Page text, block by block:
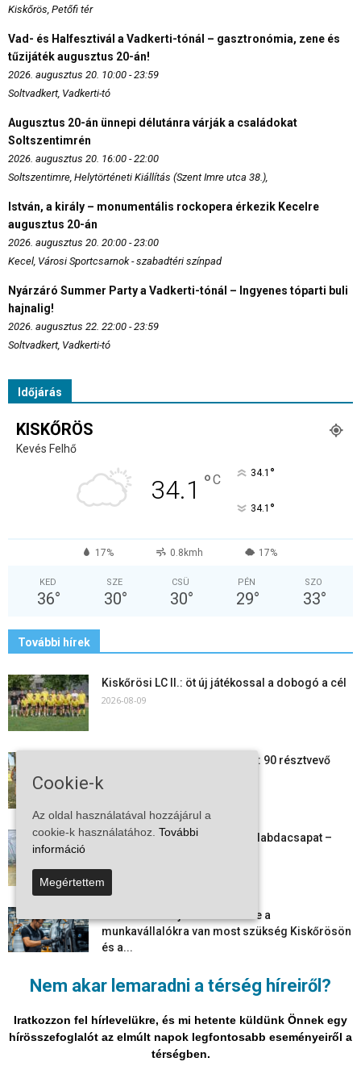
Nem akar lemaradni a térség híreiről?
Iratkozzon fel hírlevelükre, és mi hetente küldünk Önnek egy
hírösszefoglalót az elmúlt napok legfontosabb eseményeiről a
térségben.
Kiskőrös, Petőfi tér
Vad- és Halfesztivál a Vadkerti-tónál – gasztronómia, zene és
tűzijáték augusztus 20-án!
2026. augusztus 20. 10:00 - 23:59
Soltvadkert, Vadkerti-tó
Augusztus 20-án ünnepi délutánra várják a családokat
Soltszentimrén
2026. augusztus 20. 16:00 - 22:00
Soltszentimre, Helytörténeti Kiállítás (Szent Imre utca 38.),
István, a király – monumentális rockopera érkezik Kecelre
augusztus 20-án
2026. augusztus 20. 20:00 - 23:00
Kecel, Városi Sportcsarnok - szabadtéri színpad
Nyárzáró Summer Party a Vadkerti-tónál – Ingyenes tóparti buli
hajnalig!
2026. augusztus 22. 22:00 - 23:59
Soltvadkert, Vadkerti-tó
Időjárás
KISKŐRÖS
Kevés Felhő
34.1 °C 34.1 °
34.1 °
17% 0.8kmh 17%
KED
36°
SZE
30°
CSÜ
30°
PÉN
29°
SZO
33°
További hírek
Kiskőrösi LC II.: öt új játékossal a dobogó a cél
2026-08-09
24 órás futás a Vadkerti-tónál: 90 résztvevő
Megszűnt a kiskőrösi női kézilabdacsapat –
2026-08-08
Aktuális állásajánlatok: ezekre a
munkavállalókra van most szükség Kiskőrösön
és a...
Vitézy Dávid: már ősszel újraindulhat a
személyszállítás a Budapest–Belgrád
vasútvonalon
Cookie-k
Az oldal használatával hozzájárul a
cookie-k használatához. További
információ
Megértettem